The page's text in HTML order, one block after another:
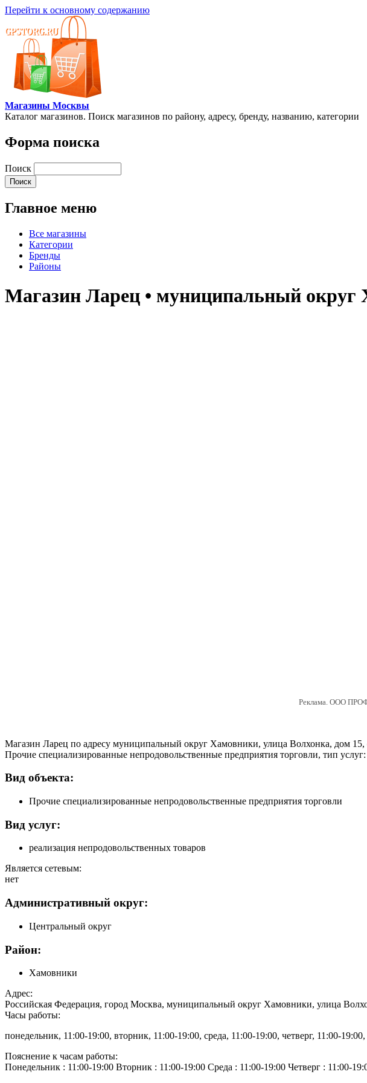
Перейти к основному содержанию
Магазины Москвы
Каталог магазинов. Поиск магазинов по району, адресу, бренду, названию, категории
Форма поиска
Поиск
Главное меню
Все магазины
Категории
Бренды
Районы
Магазин Ларец • муниципальный округ
Реклама. ООО
Магазин Ларец по адресу муниципальный округ Хамовники, улица Волхонка, дом
Прочие специализированные непродовольственные предприятия торговли, тип
Вид объекта:
Прочие специализированные непродовольственные предприятия торговли
Вид услуг:
реализация непродовольственных товаров
Является сетевым:
нет
Административный округ:
Центральный округ
Район:
Хамовники
Адрес:
Российская Федерация, город Москва, муниципальный округ Хамовники, улица
Часы работы:
понедельник, 11:00-19:00, вторник, 11:00-19:00, среда, 11:00-19:00, четверг, 11:00-
Пояснение к часам работы:
Понедельник : 11:00-19:00 Вторник : 11:00-19:00 Среда : 11:00-19:00 Четверг : 11:00-